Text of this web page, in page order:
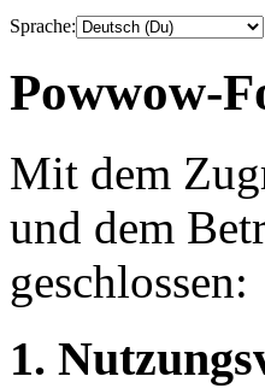
Sprache:
Powwow-
Mit dem
und dem
geschlossen:
1.